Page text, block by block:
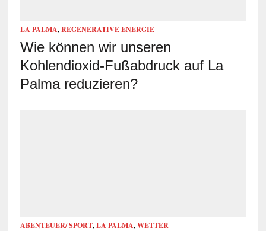
LA PALMA, REGENERATIVE ENERGIE
Wie können wir unseren
Kohlendioxid-Fußabdruck auf La
Palma reduzieren?
ABENTEUER/ SPORT, LA PALMA, WETTER